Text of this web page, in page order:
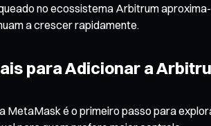
no ecossistema Arbitrum
a crescer rapidamente.
para Adicionar a
é o primeiro passo para